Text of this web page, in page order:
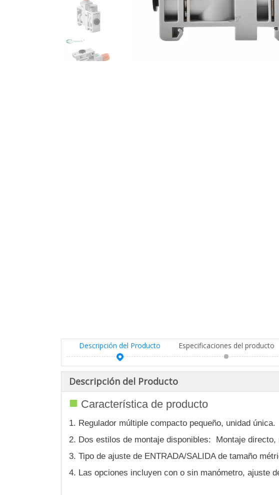
Descripción del Producto Especificaciones del producto
Descripción del Producto
■ Característica de producto
1. Regulador múltiple compacto pequeño, unidad única.
2. Dos estilos de montaje disponibles: Montaje directo,
3. Tipo de ajuste de ENTRADA/SALIDA de tamaño
4. Las opciones incluyen con o sin manómetro, ajuste